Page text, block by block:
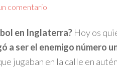
comentario
en Inglaterra? Hoy os
a ser el enemigo número
jugaban en la calle en